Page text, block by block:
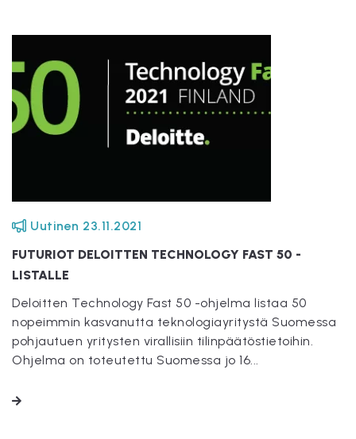
Uutinen 23.11.2021
FUTURIOT DELOITTEN TECHNOLOGY FAST 50 -
LISTALLE
Deloitten Technology Fast 50 -ohjelma listaa 50
nopeimmin kasvanutta teknologiayritystä Suomessa
pohjautuen yritysten virallisiin tilinpäätöstietoihin.
Ohjelma on toteutettu Suomessa jo 16...
LUE LISÄÄ